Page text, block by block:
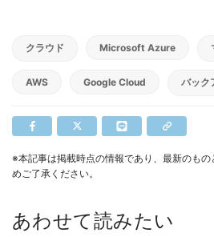
クラウド Microsoft Azure
AWS Google Cloud バック
※本記事は掲載時点の情報であり、最新のも
めご了承ください。
あわせて読みたい